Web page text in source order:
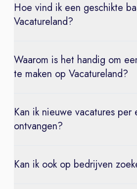
Hoe vind ik een geschikte
Vacatureland?
Waarom is het handig om
te maken op Vacatureland?
Kan ik nieuwe vacatures per
ontvangen?
Kan ik ook op bedrijven